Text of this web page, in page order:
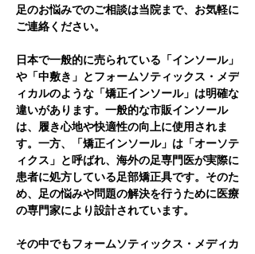
足のお悩みでのご相談は当院まで、お気軽に
ご連絡ください。
日本で一般的に売られている「インソール」
や「中敷き」とフォームソティックス・メデ
ィカルのような「矯正インソール」は明確な
違いがあります。一般的な市販インソール
は、履き心地や快適性の向上に使用されま
す。一方、「矯正インソール」は「オーソテ
ィクス」と呼ばれ、海外の足専門医が実際に
患者に処方している足部矯正具です。そのた
め、足の悩みや問題の解決を行うために医療
の専門家により設計されています。
その中でもフォームソティックス・メディカ